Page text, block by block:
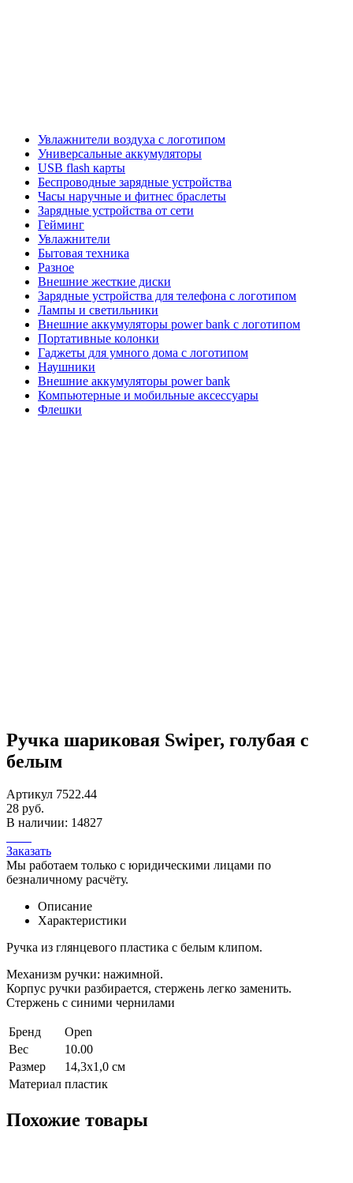
Увлажнители воздуха с логотипом
Универсальные аккумуляторы
USB flash карты
Беспроводные зарядные устройства
Часы наручные и фитнес браслеты
Зарядные устройства от сети
Гейминг
Увлажнители
Бытовая техника
Разное
Внешние жесткие диски
Зарядные устройства для телефона с логотипом
Лампы и светильники
Внешние аккумуляторы power bank с логотипом
Портативные колонки
Гаджеты для умного дома с логотипом
Наушники
Внешние аккумуляторы power bank
Компьютерные и мобильные аксессуары
Флешки
Ручка шариковая Swiper, голубая с
белым
Артикул 7522.44
28 руб.
В наличии: 14827
Заказать
Мы работаем только с юридическими лицами по
безналичному расчёту.
Описание
Характеристики
Ручка из глянцевого пластика с белым клипом.
Механизм ручки: нажимной.
Корпус ручки разбирается, стержень легко заменить.
Стержень с синими чернилами
Бренд
Open
Вес
10.00
Размер
14,3х1,0 см
Материал пластик
Похожие товары